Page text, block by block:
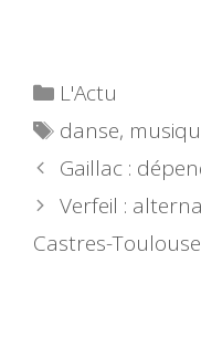
Catégories
L'Actu
Étiquettes
danse,
Gaillac :
Verfeil :
Castres-Toulouse